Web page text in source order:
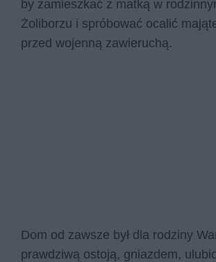
by zamieszkać z matką w
Żoliborzu i spróbować ocalić
przed wojenną zawieruchą.
Dom od zawsze był dla rodziny
prawdziwą ostoją, gniazdem,